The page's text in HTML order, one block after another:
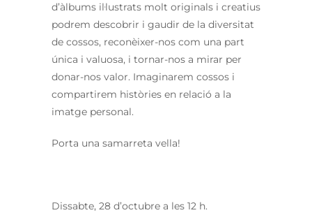
d’àlbums il·lustrats molt originals i creatius
podrem descobrir i gaudir de la diversitat
de cossos, reconèixer-nos com una part
única i valuosa, i tornar-nos a mirar per
donar-nos valor. Imaginarem cossos i
compartirem històries en relació a la
imatge personal.
Porta una samarreta vella!
Dissabte, 28 d’octubre a les 12 h.